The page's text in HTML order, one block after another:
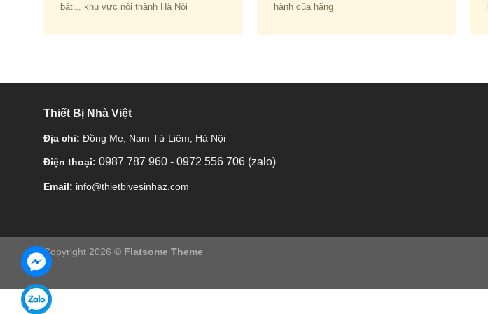
bát... khu vực nội thành Hà Nội
hành của hãng
Thiết Bị Nhà Việt
Địa chỉ: Đồng Me, Nam Từ Liêm, Hà Nội
Điện thoại: 0987 787 960 - 0972 556 706 (zalo)
Email: info@thietbivesinhaz.com
Copyright 2026 © Flatsome Theme